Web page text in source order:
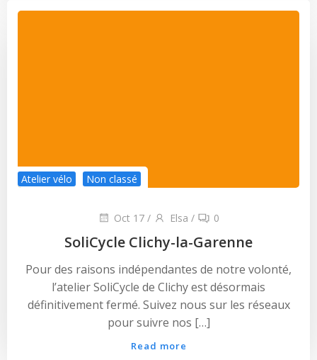
Atelier vélo Non classé
Oct 17 / Elsa / 0
SoliCycle Clichy-la-Garenne
Pour des raisons indépendantes de notre volonté,
l’atelier SoliCycle de Clichy est désormais
définitivement fermé. Suivez nous sur les réseaux
pour suivre nos […]
Read more